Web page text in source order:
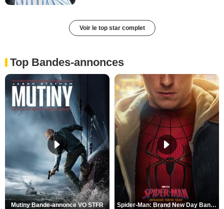
Voir le top star complet
Top Bandes-annonces
Mutiny Bande-annonce VO STFR Spider-Man: Brand New Day Bande-annonce VO STFR